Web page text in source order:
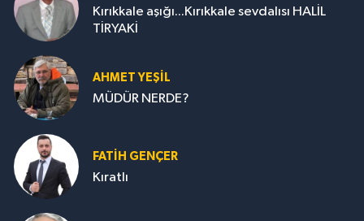
Kırıkkale aşığı...Kırıkkale sevdalısı HALİL
TİRYAKİ
AHMET YEŞİL
MÜDÜR NERDE?
FATIH GENÇER
Kıratlı